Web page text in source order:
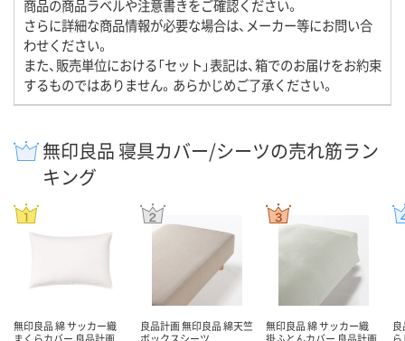
商品の商品ラベルや注意書きをご確認ください。
さらに詳細な商品情報が必要な場合は、メーカー等にお問い合
わせください。
また、販売単位における「セット」表記は、箱でのお届けをお約束
するものではありません。あらかじめご了承ください。
無印良品 寝具カバー/シーツの売れ筋ラン
キング
無印良品 綿 サッカー織
良品計画 無印良品 綿天竺
無印良品 綿 サッカー織